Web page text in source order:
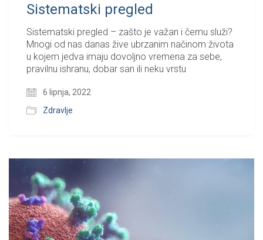
Sistematski pregled
Sistematski pregled – zašto je važan i čemu služi?
Mnogi od nas danas žive ubrzanim načinom života
u kojem jedva imaju dovoljno vremena za sebe,
pravilnu ishranu, dobar san ili neku vrstu
6 lipnja, 2022
Zdravlje